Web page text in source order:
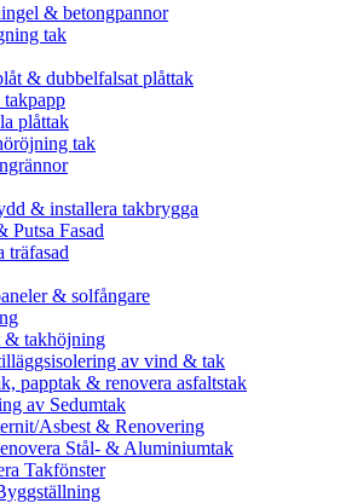
& betongpannor
tak
& dubbelfalsat plåttak
plåttak
tak
& installera takbrygga
Putsa Fasad
träfasad
& solfångare
& takhöjning
av vind & tak
papptak & renovera asfaltstak
av Sedumtak
Asbest & Renovering
Stål- & Aluminiumtak
Takfönster